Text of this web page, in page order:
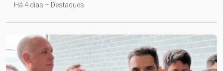
Há 4 dias – Destaques